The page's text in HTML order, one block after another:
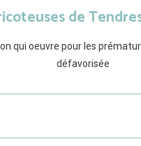
de
qui oeuvre pour les
défavorisée